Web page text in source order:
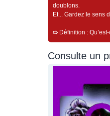
doublons.
Et... Gardez le sens
➯ Définition :
Consulte un